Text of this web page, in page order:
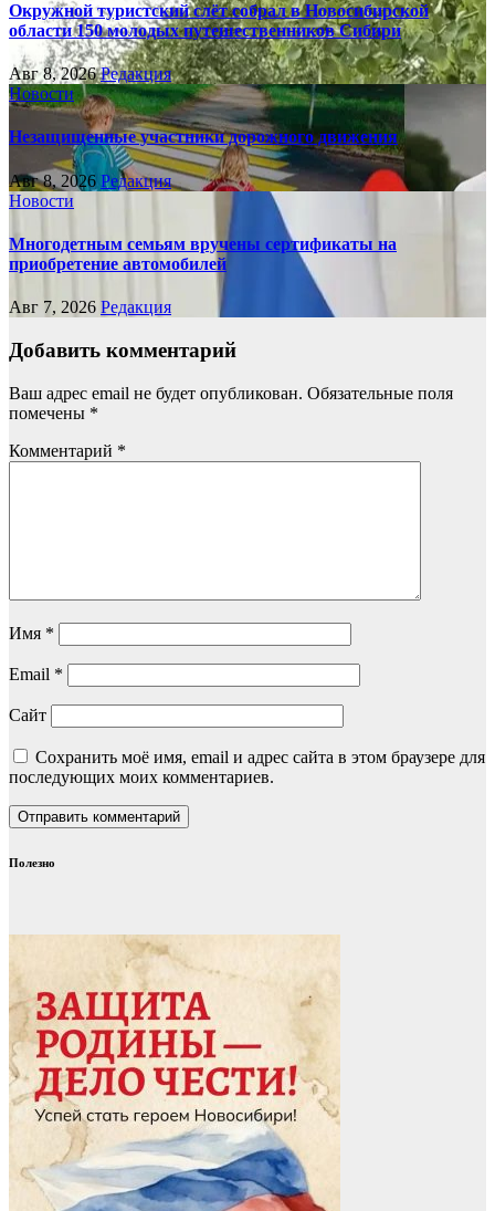
Окружной туристский слёт собрал в Новосибирской
области 150 молодых путешественников Сибири
Авг 8, 2026Редакция
Новости
Незащищенные участники дорожного движения
Авг 8, 2026 Редакция
Новости
Многодетным семьям вручены сертификаты на
приобретение автомобилей
Авг 7, 2026 Редакция
Добавить комментарий
Ваш адрес email не будет опубликован. Обязательные поля
помечены *
Комментарий *
Имя *
Email *
Сайт
Сохранить моё имя, email и адрес сайта в этом браузере для
последующих моих комментариев.
Полезно